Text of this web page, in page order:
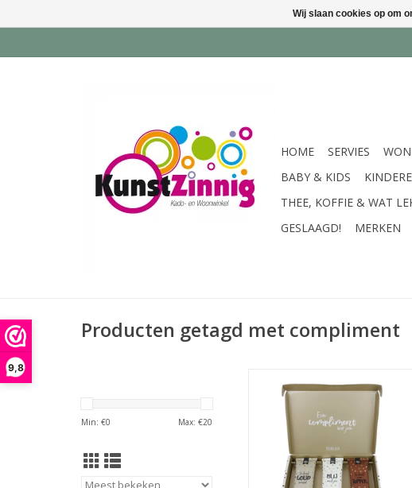
9,8
HOME SERVIES
BABY & KIDS
THEE, KOFFIE & WAT
GESLAAGD!
MERKEN
Producten getagd met compliment
Min: €0 Max: €20
ben trots op jou en je verdiend
het om in het zonnetje gezet te
worden! Dit pakket is gevuld met
drie tubes; bodylotion,
handcrème en douchegel.
TOEVOEGEN AAN WINKELWAGEN
Wij slaan cookies op om